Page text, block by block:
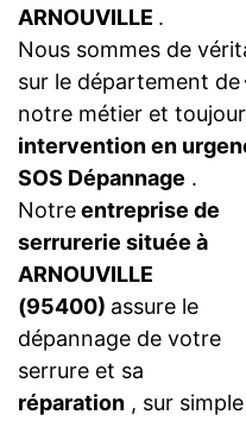
ARNOUVILLE .
Nous sommes de
sur le département de
notre métier et
intervention en
SOS Dépannage .
Notreentreprise de
serrurerie située à
ARNOUVILLE
(95400) assure le
dépannage de votre
serrure et sa
réparation , sur